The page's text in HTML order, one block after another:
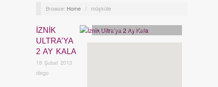
Browse: Home / müşküle
İZNIK
ULTRA’YA
2 AY KALA
18 Şubat 2013
diego
Olan Biten ,Türkiye,Doğa Gezisi